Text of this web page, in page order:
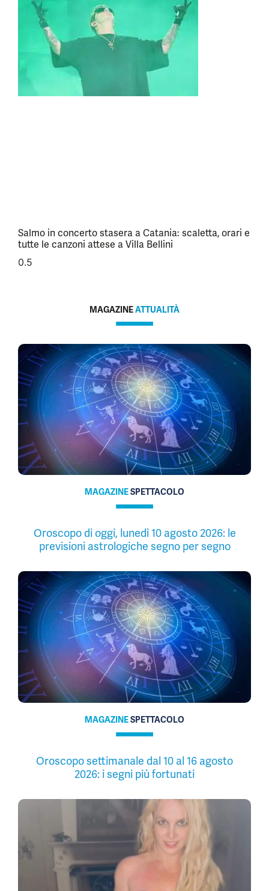
Salmo in concerto stasera a Catania: scaletta, orari e
tutte le canzoni attese a Villa Bellini
MAGAZINEATTUALITÀ
MAGAZINESPETTACOLO
Oroscopo di oggi, lunedì 10 agosto 2026: le
previsioni astrologiche segno per segno
MAGAZINESPETTACOLO
Oroscopo settimanale dal 10 al 16 agosto
2026: i segni più fortunati